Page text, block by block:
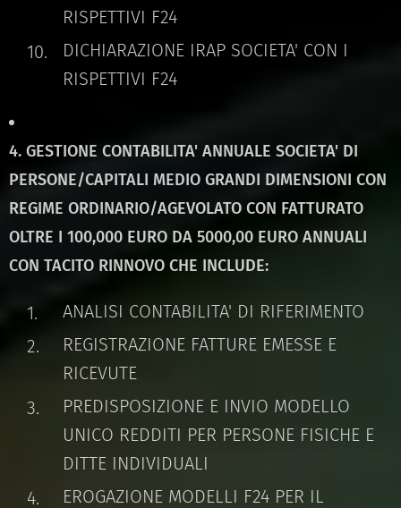
RISPETTIVI F24
DICHIARAZIONE IRAP SOCIETA' CON I
RISPETTIVI F24
4. GESTIONE CONTABILITA' ANNUALE SOCIETA' DI
PERSONE/CAPITALI MEDIO GRANDI DIMENSIONI CON
REGIME ORDINARIO/AGEVOLATO CON FATTURATO
OLTRE I 100,000 EURO DA 5000,00 EURO ANNUALI
CON TACITO RINNOVO CHE INCLUDE:
ANALISI CONTABILITA' DI RIFERIMENTO
REGISTRAZIONE FATTURE EMESSE E
RICEVUTE
PREDISPOSIZIONE E INVIO MODELLO
UNICO REDDITI PER PERSONE FISICHE E
DITTE INDIVIDUALI
EROGAZIONE MODELLI F24 PER IL